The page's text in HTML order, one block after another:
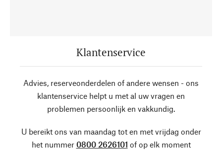
Klantenservice
Advies, reserveonderdelen of andere wensen - ons
klantenservice helpt u met al uw vragen en
problemen persoonlijk en vakkundig.
U bereikt ons van maandag tot en met vrijdag onder
het nummer 0800 2626101 of op elk moment